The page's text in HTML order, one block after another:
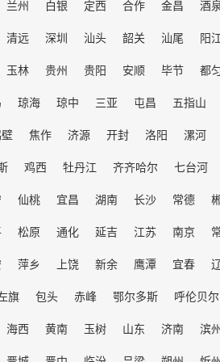
兰州 白银 定西 合作 金昌 酒
清远
深圳 汕头 韶关 汕尾 阳
玉林
贵州 贵阳 安顺 毕节 都
琼海 琼中 三亚 屯昌 五指山
焦作 济源 开封 洛阳 漯河
鸡西 牡丹江 齐齐哈尔 七台河
仙桃 宜昌 湖南 长沙 常德
松原 通化 延吉 江苏 南京
萍乡 上饶 新余 鹰潭 宜春
旗
包头 赤峰 鄂尔多斯 呼伦贝尔
海西
黄南 玉树 山东 济南 滨